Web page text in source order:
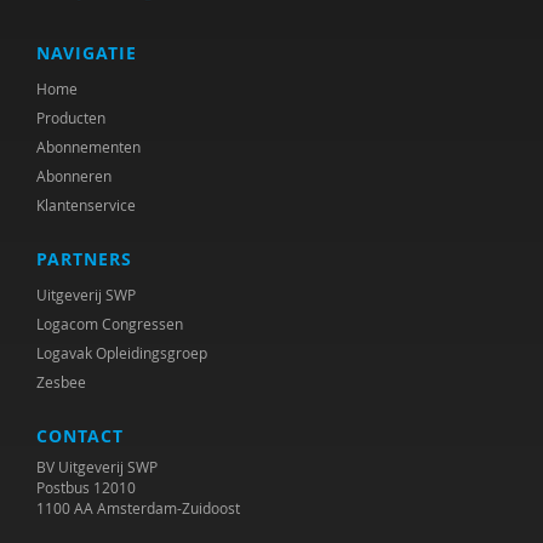
Mark Elchardus
Huub Frencken
Ruben Fukkink
Rien van Genderen
Michiel van der Grinten
Chris Groeneveld
Jan de Haan
Kees Hamann
Peer van der Helm
NAVIGATIE
Home
Producten
Abonnementen
Abonneren
Klantenservice
PARTNERS
Uitgeverij SWP
Logacom Congressen
Logavak Opleidingsgroep
Zesbee
CONTACT
BV Uitgeverij SWP
Postbus 12010
1100 AA Amsterdam-Zuidoost